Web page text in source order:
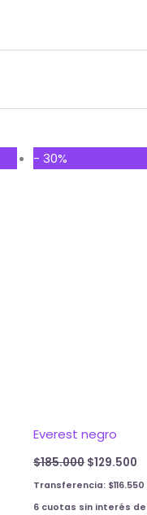
- 30%
Everest negro
$185.000
price
$129.500
Transferencia: $116.550
6 cuotas sin interés de